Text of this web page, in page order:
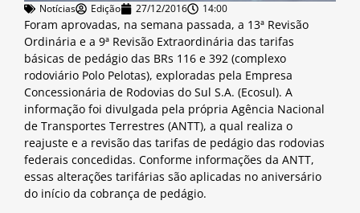
Notícias Edição 27/12/2016 14:00
Foram aprovadas, na semana passada, a 13ª Revisão
Ordinária e a 9ª Revisão Extraordinária das tarifas
básicas de pedágio das BRs 116 e 392 (complexo
rodoviário Polo Pelotas), exploradas pela Empresa
Concessionária de Rodovias do Sul S.A. (Ecosul). A
informação foi divulgada pela própria Agência Nacional
de Transportes Terrestres (ANTT), a qual realiza o
reajuste e a revisão das tarifas de pedágio das rodovias
federais concedidas. Conforme informações da ANTT,
essas alterações tarifárias são aplicadas no aniversário
do início da cobrança de pedágio.